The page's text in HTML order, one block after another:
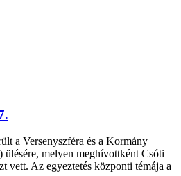
a Versenyszféra és a Kormány
melyen meghívottként Csóti
vett. Az egyeztetés központi témája a